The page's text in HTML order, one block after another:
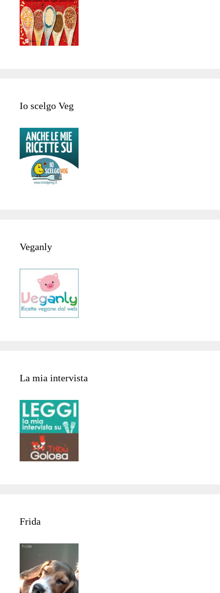
Io scelgo Veg
Veganly
La mia intervista
Frida